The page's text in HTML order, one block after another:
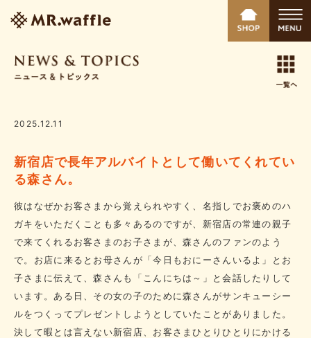
2025.12.11
新宿店で長年アルバイトとして働いてくれてい
る森さん。
彼はなぜかお客さまから覚えられやすく、名指しでお褒めのハ
ガキをいただくことも多々あるのですが、新宿店の常連の親子
で来てくれるお客さまのお子さまが、森さんのファンのよう
で。お店に来るとお母さんが「今日もおにーさんいるよ」とお
子さまに伝えて、森さんも「こんにちは～」と会話したりして
います。ある日、その女の子のために森さんがサンキューシー
ルをつくってプレゼントしようとしていたことがありました。
決して暇とは言えない新宿店、お客さまひとりひとりにかける